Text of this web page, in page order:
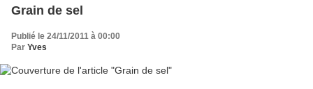
Grain de sel
Publié le 24/11/2011 à 00:00
Par Yves